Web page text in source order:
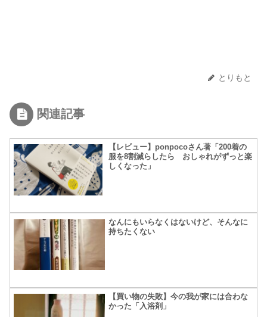
とりもと
関連記事
【レビュー】ponpocoさん著「200着の
服を8割減らしたら おしゃれがずっと楽
しくなった」
なんにもいらなくはないけど、そんなに
持ちたくない
【買い物の失敗】今の我が家には合わな
かった「入浴剤」